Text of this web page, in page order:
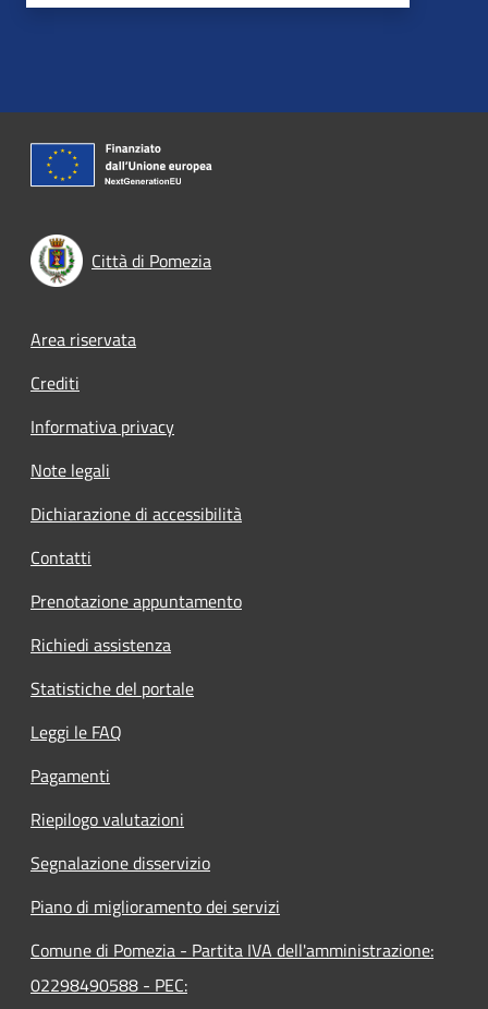
Città di Pomezia
Footer menu
Area riservata
Crediti
Informativa privacy
Note legali
Dichiarazione di accessibilità
Contatti
Prenotazione appuntamento
Richiedi assistenza
Statistiche del portale
Leggi le FAQ
Pagamenti
Riepilogo valutazioni
Segnalazione disservizio
Piano di miglioramento dei servizi
Comune di Pomezia - Partita IVA dell'amministrazione:
02298490588 - PEC: